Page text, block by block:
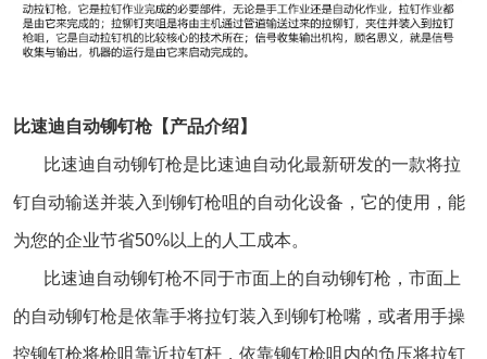
比速迪自动铆钉枪【产品介绍】
比速迪 自动铆钉枪是比速迪自动化最新研发的一款将拉
钉自动输送并装入到铆钉枪咀的自动化设备，它的使用，能
为您的企业节省50%以上的人工成本。
比速迪自动铆钉枪不同于市面上的自动铆钉枪，市面上
的自动铆钉枪是依靠手将拉钉装入到铆钉枪嘴，或者用手操
控铆钉枪将枪咀靠近拉钉杆，依靠铆钉枪咀内的负压将拉钉